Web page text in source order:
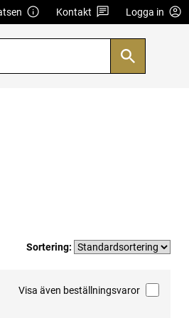
Kontakt Logga in
Sortering:
Visa även beställningsvaror